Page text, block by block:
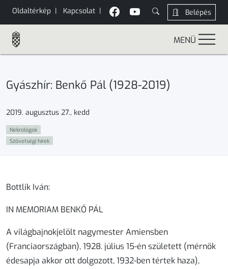
Oldaltérkép | Kapcsolat | Belépés
MENÜ
Gyászhír: Benkő Pál (1928-2019)
2019. augusztus 27., kedd
Nekrológok
Szövetségi hírek
Bottlik Iván:
IN MEMORIAM BENKŐ PÁL
A világbajnokjelölt nagymester Amiensben
(Franciaországban), 1928. július 15-én született (mérnök
édesapja akkor ott dolgozott, 1932-ben tértek haza),